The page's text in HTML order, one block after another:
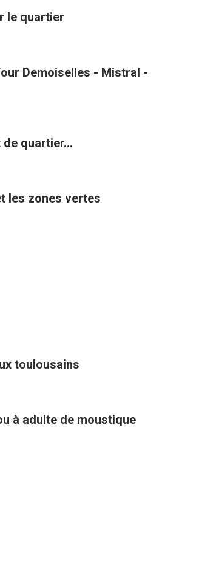
le quartier
Demoiselles - Mistral -
quartier...
les zones vertes
toulousains
à adulte de moustique